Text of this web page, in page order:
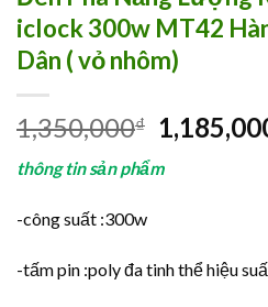
iclock 300w MT42
Dân ( vỏ nhôm)
1,350,000₫
thông tin sản phẩm
-công suất :300w
-tấm pin :poly đa tinh thể hiệu